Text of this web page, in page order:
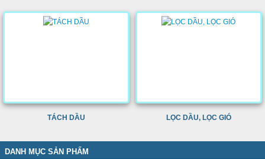
TÁCH DẦU LỌC DẦU, LỌC GIÓ
DANH MỤC SẢN PHẨM